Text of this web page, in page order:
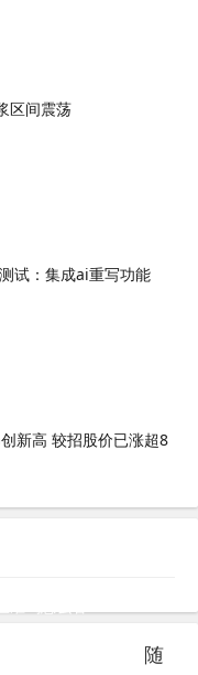
区间震荡
试：集成ai重写功能
新高 较招股价已涨超8
随